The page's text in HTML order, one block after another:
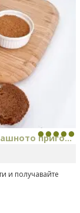
приго...
изцяло нов
и получавайте